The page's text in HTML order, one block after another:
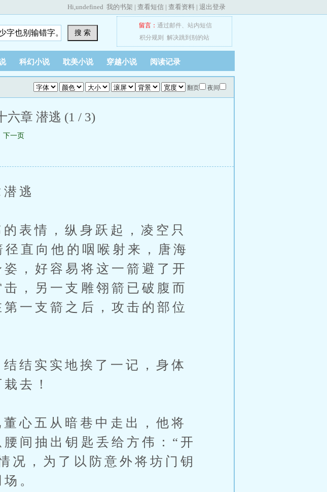
Hi,undefined 我的书架 | 查看短信 | 查看资料 | 退出登录
搜 索
留言： 通过邮件、 站内短信
积分规则
解决跳到别的站
科幻小说 耽美小说 穿越小说 阅读记录
翻页 夜间
六章 潜逃 (1 / 3)
下一页
逃
情，纵身跃起，凌空只
直向他的咽喉射来，唐海
，好容易将这一箭避了开
，另一支雕翎箭已破腹而
一支箭之后，攻击的部位
实实地挨了一记，身体
去！
五从暗巷中走出，他将
间抽出钥匙丢给方伟：“开
况，为了以防意外将坊门钥
。